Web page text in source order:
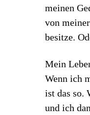
meinen
von
besitze.
Mein
Wenn ich
ist das so.
und ich